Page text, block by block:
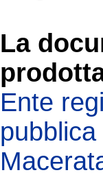
La
Ente